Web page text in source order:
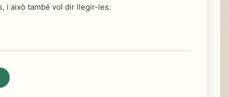
i això també vol dir llegir-les.